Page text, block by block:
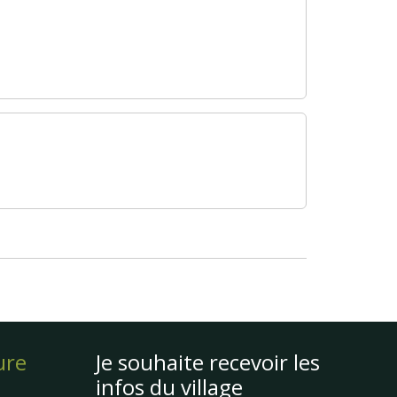
Je souhaite recevoir les
infos du village